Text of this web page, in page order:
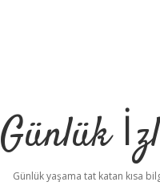
Günlük
Günlük yaşama tat katan kısa